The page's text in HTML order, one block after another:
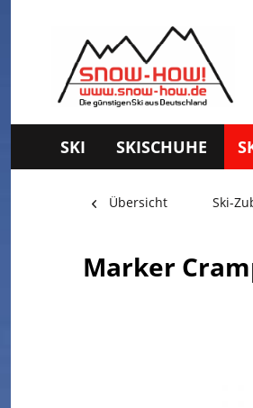
SKI SKISCHUHE
Übersicht Ski-
Marker